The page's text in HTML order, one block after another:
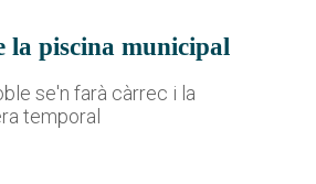
la piscina municipal
se'n farà càrrec i la
temporal